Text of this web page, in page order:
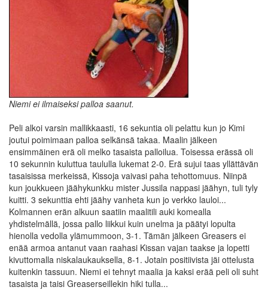
Niemi ei ilmaiseksi palloa saanut.
Peli alkoi varsin mallikkaasti, 16 sekuntia oli pelattu kun jo Kimi
joutui poimimaan palloa selkänsä takaa. Maalin jälkeen
ensimmäinen erä oli melko tasaista palloilua. Toisessa erässä oli
10 sekunnin kuluttua taululla lukemat 2-0. Erä sujui taas yllättävän
tasaisissa merkeissä, Kissoja vaivasi paha tehottomuus. Niinpä
kun joukkueen jäähykunkku mister Jussila nappasi jäähyn, tuli tyly
kuitti. 3 sekunttia ehti jäähy vanheta kun jo verkko lauloi...
Kolmannen erän alkuun saatiin maalitili auki komealla
yhdistelmällä, jossa pallo liikkui kuin unelma ja päätyi lopulta
hienolla vedolla ylämummoon, 3-1. Tämän jälkeen Greasers ei
enää armoa antanut vaan raahasi Kissan vajan taakse ja lopetti
kivuttomalla niskalaukauksella, 8-1. Jotain positiivista jäi ottelusta
kuitenkin tassuun. Niemi ei tehnyt maalia ja kaksi erää peli oli suht
tasaista ja taisi Greaserseillekin hiki tulla...